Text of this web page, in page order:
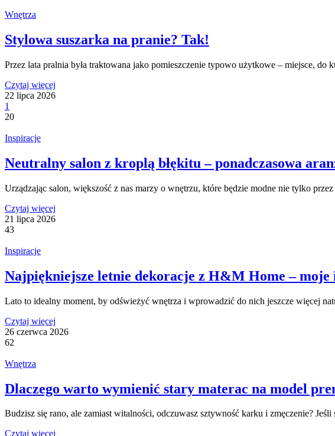
Wnętrza
Stylowa suszarka na pranie? Tak!
Przez lata pralnia była traktowana jako pomieszczenie typowo użytkowe – miejsce,
Czytaj więcej
22 lipca 2026
1
20
Inspiracje
Neutralny salon z kroplą błękitu – ponadczasowa
Urządzając salon, większość z nas marzy o wnętrzu, które będzie modne nie tylko
Czytaj więcej
21 lipca 2026
43
Inspiracje
Najpiękniejsze letnie dekoracje z H&M Home –
Lato to idealny moment, by odświeżyć wnętrza i wprowadzić do nich jeszcze więcej
Czytaj więcej
26 czerwca 2026
62
Wnętrza
Dlaczego warto wymienić stary materac na model
Budzisz się rano, ale zamiast witalności, odczuwasz sztywność karku i zmęczenie?
Czytaj więcej